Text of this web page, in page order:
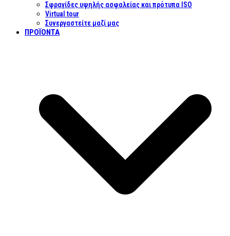
Σφραγίδες υψηλής ασφαλείας και πρότυπα ISO
Virtual tour
Συνεργαστείτε μαζί μας
ΠΡΟΪΌΝΤΑ